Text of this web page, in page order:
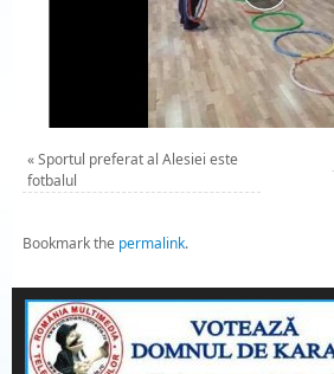
«Sportul preferat al Alesiei este
fotbalul
Bookmark the permalink.